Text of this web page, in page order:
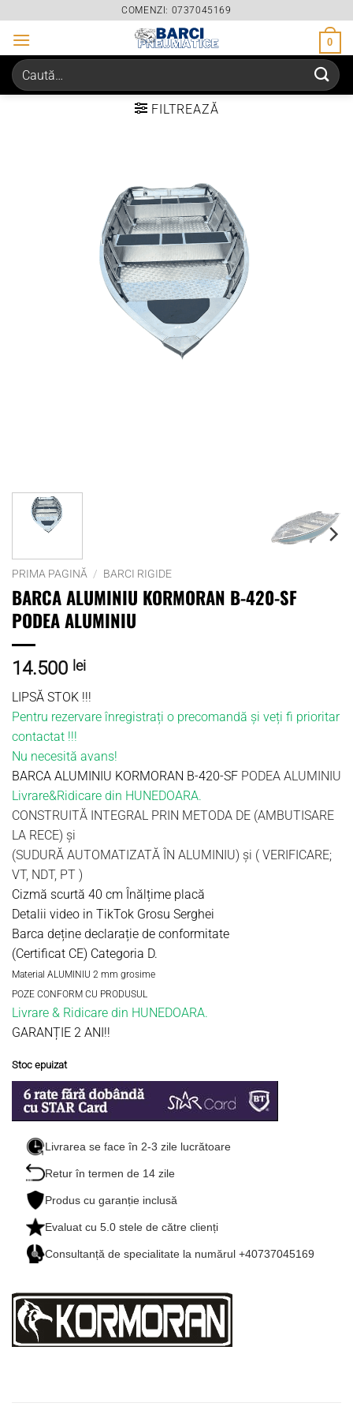
content
COMENZI: 0737045169
0
Caută
după:
FILTREAZĂ
PRIMA PAGINĂ / BARCI RIGIDE
BARCA ALUMINIU KORMORAN B-420-SF
PODEA ALUMINIU
14.500 lei
LIPSĂ STOK !!!
Pentru rezervare înregistrați o precomandă și veți fi prioritar
contactat !!!
Nu necesită avans!
BARCA ALUMINIU KORMORAN B-420-SF PODEA ALUMINIU
Livrare&Ridicare din HUNEDOARA.
CONSTRUITĂ INTEGRAL PRIN METODA DE (AMBUTISARE
LA RECE) și
(SUDURĂ AUTOMATIZATĂ ÎN ALUMINIU) și ( VERIFICARE;
VT, NDT, PT )
Cizmă scurtă 40 cm Înălțime placă
Detalii video in TikTok Grosu Serghei
Barca deține declarație de conformitate
(Certificat CE) Categoria D.
Material ALUMINIU 2 mm grosime
POZE CONFORM CU PRODUSUL
Livrare & Ridicare din HUNEDOARA.
GARANȚIE 2 ANI!!
Stoc epuizat
Livrarea se face în 2-3 zile lucrătoare
Retur în termen de 14 zile
Produs cu garanție inclusă
Evaluat cu5.0 stele de către clienți
Consultanță de specialitate la numărul +40737045169